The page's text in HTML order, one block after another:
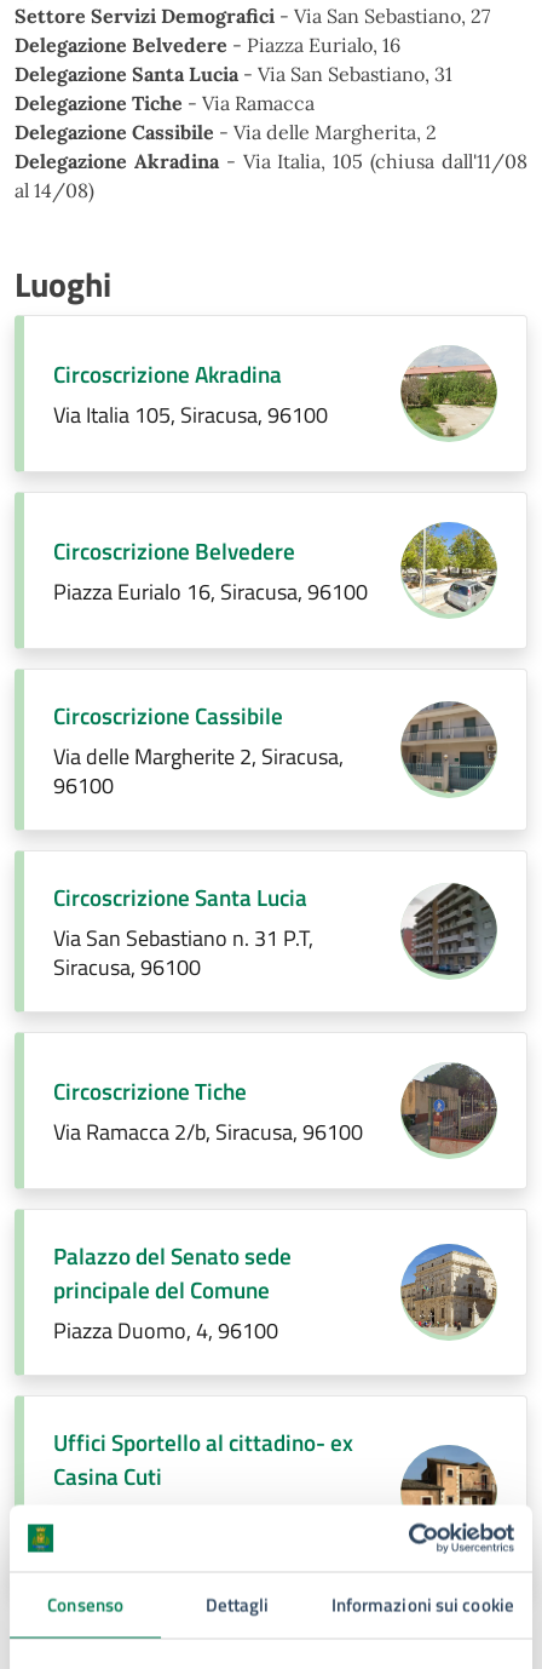
Consenso Dettagli Informazioni sui cookie
Settore Servizi Demografici - Via San Sebastiano, 27
Delegazione Belvedere - Piazza Eurialo, 16
Delegazione Santa Lucia - Via San Sebastiano, 31
Delegazione Tiche - Via Ramacca
Delegazione Cassibile - Via delle Margherita, 2
Delegazione Akradina- Via Italia, 105 (chiusa dall'11/08
al 14/08)
Luoghi
Circoscrizione Akradina
Via Italia 105, Siracusa, 96100
Circoscrizione Belvedere
Piazza Eurialo 16, Siracusa, 96100
Circoscrizione Cassibile
Via delle Margherite 2, Siracusa,
96100
Circoscrizione Santa Lucia
Via San Sebastiano n. 31 P.T,
Siracusa, 96100
Circoscrizione Tiche
Via Ramacca 2/b, Siracusa, 96100
Palazzo del Senato sede
principale del Comune
Piazza Duomo, 4, 96100
Uffici Sportello al cittadino- ex
Casina Cuti